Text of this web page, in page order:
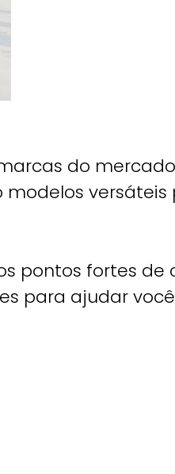
do
modelos versáteis
pontos fortes de
para ajudar